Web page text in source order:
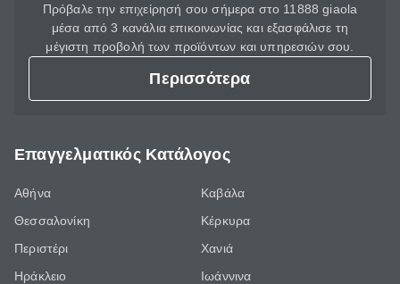
Πρόβαλε την επιχείρησή σου σήμερα στο 11888 giaola
μέσα από 3 κανάλια επικοινωνίας και εξασφάλισε τη
μέγιστη προβολή των προϊόντων και υπηρεσιών σου.
Περισσότερα
Επαγγελματικός Κατάλογος
Αθήνα
Θεσσαλονίκη
Περιστέρι
Ηράκλειο
Καβάλα
Κέρκυρα
Χανιά
Ιωάννινα